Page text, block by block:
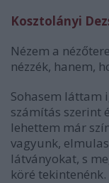
Kosztolányi
Nézem a
nézzék, hanem,
Sohasem láttam
számítás szerint
lehettem már
vagyunk,
látványokat, s
köré tekintenénk.